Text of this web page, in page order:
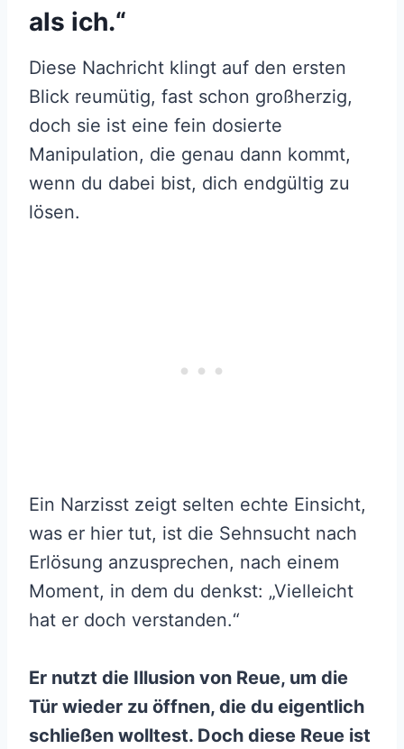
als ich.“
Diese Nachricht klingt auf den ersten
Blick reumütig, fast schon großherzig,
doch sie ist eine fein dosierte
Manipulation, die genau dann kommt,
wenn du dabei bist, dich endgültig zu
lösen.
Ein Narzisst zeigt selten echte Einsicht,
was er hier tut, ist die Sehnsucht nach
Erlösung anzusprechen, nach einem
Moment, in dem du denkst: „Vielleicht
hat er doch verstanden.“
Er nutzt die Illusion von Reue, um die
Tür wieder zu öffnen, die du eigentlich
schließen wolltest. Doch diese Reue ist